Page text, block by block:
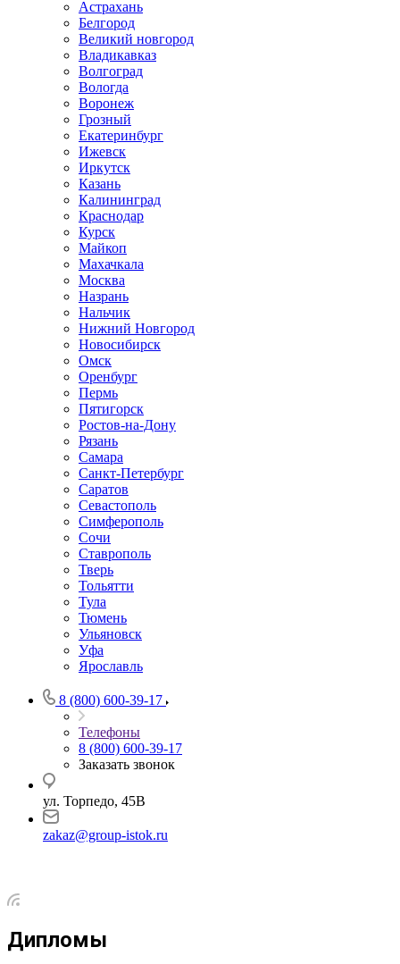
Астрахань
Белгород
Великий новгород
Владикавказ
Волгоград
Вологда
Воронеж
Грозный
Екатеринбург
Ижевск
Иркутск
Казань
Калининград
Краснодар
Курск
Майкоп
Махачкала
Москва
Назрань
Нальчик
Нижний Новгород
Новосибирск
Омск
Оренбург
Пермь
Пятигорск
Ростов-на-Дону
Рязань
Самара
Санкт-Петербург
Саратов
Севастополь
Симферополь
Сочи
Ставрополь
Тверь
Тольятти
Тула
Тюмень
Ульяновск
Уфа
Ярославль
8 (800) 600-39-17
Телефоны
8 (800) 600-39-17
Заказать звонок
ул. Торпедо, 45В
zakaz@group-istok.ru
Дипломы